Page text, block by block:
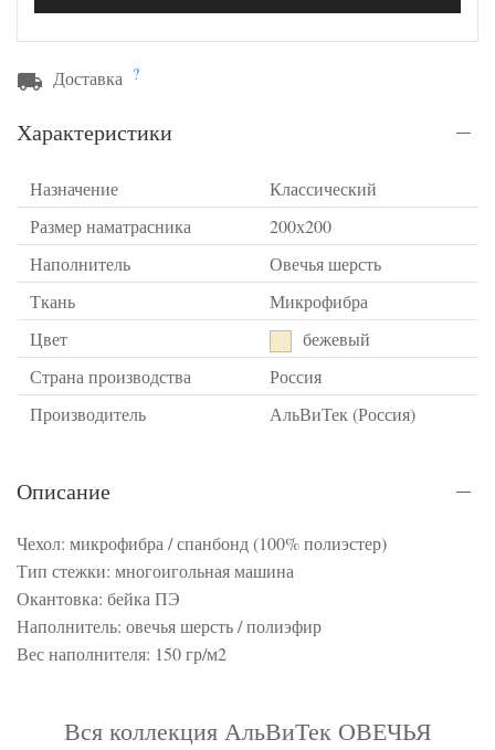
Доставка ?
Характеристики
Назначение
Классический
Размер наматрасника
200х200
Наполнитель
Овечья шерсть
Ткань
Микрофибра
Цвет
бежевый
Страна производства
Россия
Производитель
АльВиТек (Россия)
Описание
Чехол: микрофибра / спанбонд (100% полиэстер)
Тип стежки: многоигольная машина
Окантовка: бейка ПЭ
Наполнитель: овечья шерсть / полиэфир
Вес наполнителя: 150 гр/м2
Вся коллекция АльВиТек ОВЕЧЬЯ